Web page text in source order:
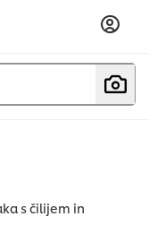
s čilijem in